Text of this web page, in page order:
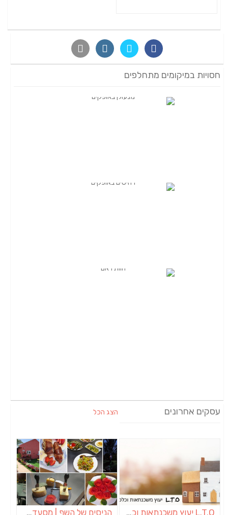
חסויות במיקומים מתחלפים
עסקים אחרונים הצג הכל
L.T.O יעוץ משכנתאות וכלכלת משפחה | יועץ משכנתאות באשכול הניסים של השף | מסעדת שף בבית | ארוחות גורמה